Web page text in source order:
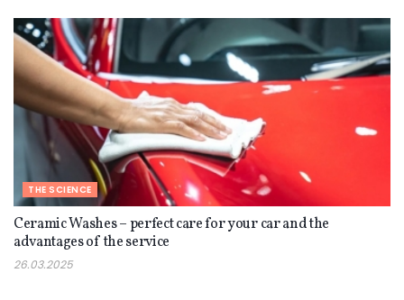
THE SCIENCE
Ceramic Washes – perfect care for your car and the
advantages of the service
26.03.2025